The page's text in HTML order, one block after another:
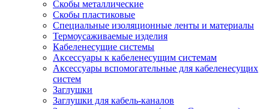
Скобы металлические
Скобы пластиковые
Специальные изоляционные ленты и материалы
Термоусаживаемые изделия
Кабеленесущие системы
Аксессуары к кабеленесущим системам
Аксессуары вспомогательные для кабеленесущих
систем
Заглушки
Заглушки для кабель-каналов